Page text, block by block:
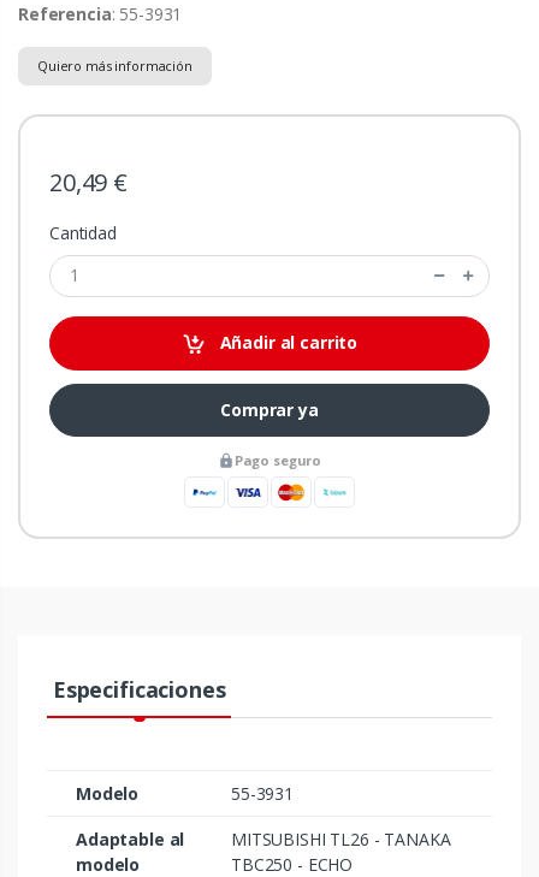
Referencia: 55-3931
Quiero más información
20,49 €
Cantidad
Añadir al carrito
Comprar ya
Pago seguro
Especificaciones
Modelo
55-3931
Adaptable al
modelo
MITSUBISHI TL26 - TANAKA
TBC250 - ECHO